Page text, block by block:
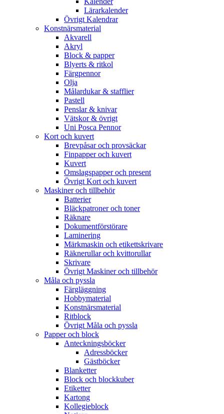
Lärarkalender
Övrigt Kalendrar
Konstnärsmaterial
Akvarell
Akryl
Block & papper
Blyerts & ritkol
Färgpennor
Olja
Målardukar & stafflier
Pastell
Penslar & knivar
Vätskor & övrigt
Uni Posca Pennor
Kort och kuvert
Brevpåsar och provsäckar
Finpapper och kuvert
Kuvert
Omslagspapper och present
Övrigt Kort och kuvert
Maskiner och tillbehör
Batterier
Bläckpatroner och toner
Räknare
Dokumentförstörare
Laminering
Märkmaskin och etikettskrivare
Räknerullar och kvittorullar
Skrivare
Övrigt Maskiner och tillbehör
Måla och pyssla
Färgläggning
Hobbymaterial
Konstnärsmaterial
Ritblock
Övrigt Måla och pyssla
Papper och block
Anteckningsböcker
Adressböcker
Gästböcker
Blanketter
Block och blockkuber
Etiketter
Kartong
Kollegieblock